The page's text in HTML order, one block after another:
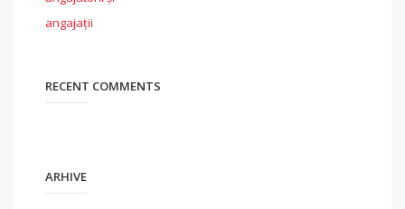
RECENT COMMENTS
ARHIVE